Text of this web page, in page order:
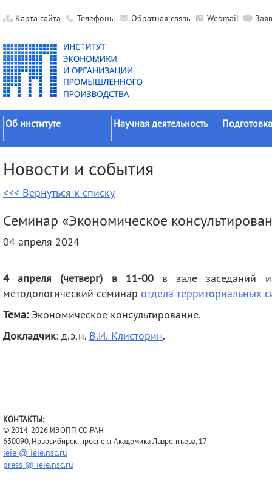
Карта сайта Телефоны Обратная связь Webmail
Об институте
Официальные документы
История
Научные подразделения
Прочие подразделения
деятельность
Контакты
Научная деятельность
исследований
Гранты
Мероприятия
Публикации
советы
Новости и события
<<< Вернуться к списку
Семинар «Экономическое
04 апреля 2024
4 апреля (четверг) в 11-00в зале заседаний
методологический семинар отдела территориальных
Тема:Экономическое консультирование.
Докладчик: д.э.н. В.И. Клисторин.
КОНТАКТЫ:
© 2014-2026 ИЭОПП СО РАН
630090, Новосибирск, проспект Академика Лаврентьева, 17
ieie @ ieie.nsc.ru
press @ ieie.nsc.ru